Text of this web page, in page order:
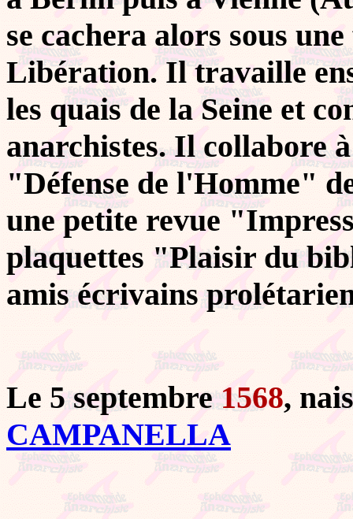
se cachera alors sous
Libération. Il travaille
les quais de la Seine et
anarchistes. Il collabore
"Défense de l'Homme"
une petite revue
plaquettes "Plaisir du
amis écrivains
Le 5 septembre1568,
CAMPANELLA